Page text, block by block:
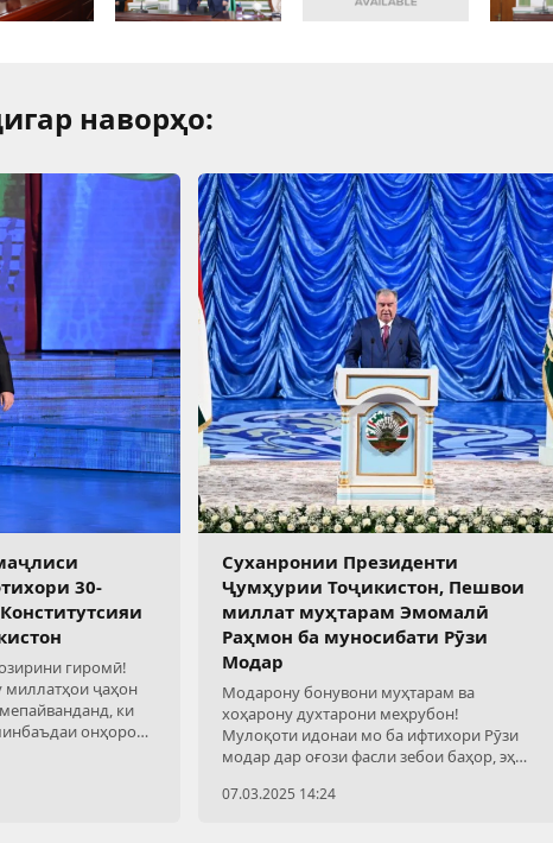
наворҳо:
30-
гиромӣ!
миллатҳои ҷаҳон
ки
онҳоро
Суханронии Президенти
Ҷумҳурии Тоҷикистон, Пешвои
миллат муҳтарам Эмомалӣ
Раҳмон ба муносибати Рӯзи
Модар
Модарону бонувони муҳтарам ва
хоҳарону духтарони меҳрубон!
Мулоқоти идонаи мо ба ифтихори Рӯзи
модар дар оғози фасли зебои баҳор, эҳёи
таҷлили ҷашни Наврӯзи
07.03.2025 14:24